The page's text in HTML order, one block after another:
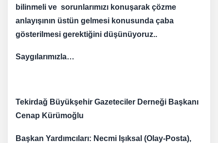
bilinmeli ve sorunlarımızı konuşarak çözme
anlayışının üstün gelmesi konusunda çaba
gösterilmesi gerektiğini düşünüyoruz..
Saygılarımızla…
Tekirdağ Büyükşehir Gazeteciler Derneği Başkanı
Cenap Kürümoğlu
Başkan Yardımcıları: Necmi Işıksal (Olay-Posta),